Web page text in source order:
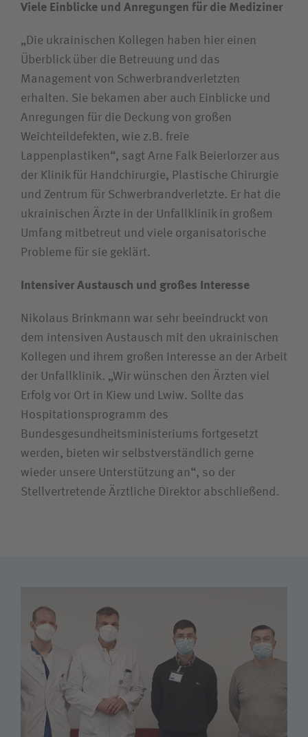
Viele Einblicke und Anregungen für die Mediziner
„Die ukrainischen Kollegen haben hier einen
Überblick über die Betreuung und das
Management von Schwerbrandverletzten
erhalten. Sie bekamen aber auch Einblicke und
Anregungen für die Deckung von großen
Weichteildefekten, wie z.B. freie
Lappenplastiken“, sagt Arne Falk Beierlorzer aus
der Klinik für Handchirurgie, Plastische Chirurgie
und Zentrum für Schwerbrandverletzte. Er hat die
ukrainischen Ärzte in der Unfallklinik in großem
Umfang mitbetreut und viele organisatorische
Probleme für sie geklärt.
Intensiver Austausch und großes Interesse
Nikolaus Brinkmann war sehr beeindruckt von
dem intensiven Austausch mit den ukrainischen
Kollegen und ihrem großen Interesse an der Arbeit
der Unfallklinik. „Wir wünschen den Ärzten viel
Erfolg vor Ort in Kiew und Lwiw. Sollte das
Hospitationsprogramm des
Bundesgesundheitsministeriums fortgesetzt
werden, bieten wir selbstverständlich gerne
wieder unsere Unterstützung an“, so der
Stellvertretende Ärztliche Direktor abschließend.